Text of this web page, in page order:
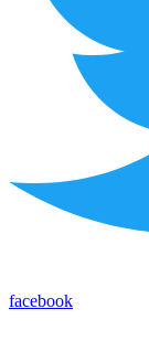
facebook